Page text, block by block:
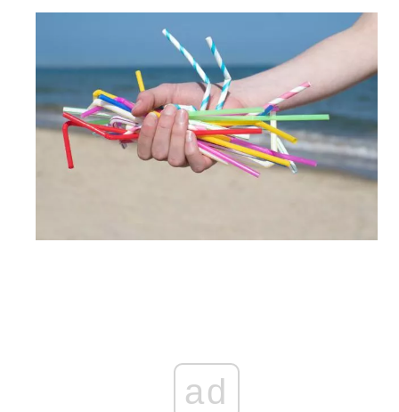
ad